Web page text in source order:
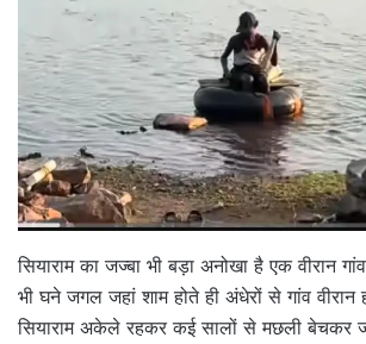
सियाराम का जज्बा भी बड़ा अनोखा है एक वीरान
भी घने जगल जहां शाम होते ही अंधेरों से गांव वीरान
सियाराम अकेले रहकर कई सालों से मछली बेचकर